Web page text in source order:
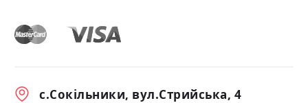
с.Сокільники, вул.Стрийська, 4